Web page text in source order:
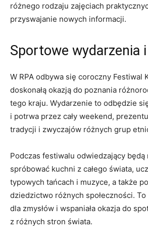
różnego rodzaju zajęciach
przyswajanie nowych informacji.
Sportowe wydarzenia‌
W RPA odbywa ⁤się​ coroczny Festiwal
doskonałą okazją ⁤do poznania
tego kraju.⁢ Wydarzenie to odbędzie
i potrwa ⁢przez cały weekend,
⁢tradycji ‍i zwyczajów ⁤różnych grup
Podczas festiwalu odwiedzający ⁢będą‌
spróbować kuchni z ⁣całego świata,⁤
typowych tańcach⁢ i muzyce, a także
dziedzictwo różnych ⁢społeczności.
dla zmysłów i⁢ wspaniała ⁣okazja do
z różnych ⁢stron świata.